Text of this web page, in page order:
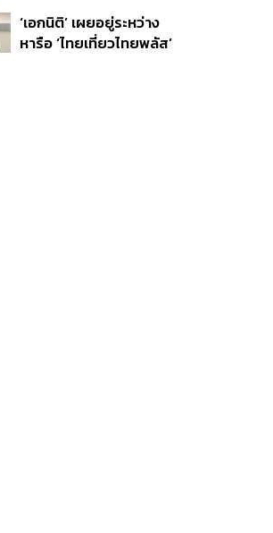
ก.ย.นี้ อาจเพิ่มสัดส่วนการ
ขายแบบ Small Lot First
‘เอกนิติ’ เผยอยู่ระหว่าง
หารือ ‘ไทยเที่ยวไทยพลัส’